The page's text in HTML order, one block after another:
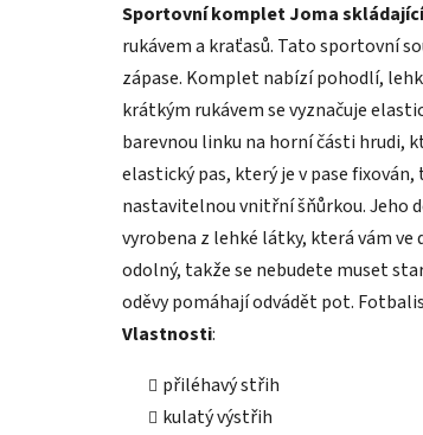
Sportovní komplet Joma
rukávem a kraťasů. Tato sportovní
zápase. Komplet nabízí pohodlí,
krátkým rukávem se vyznačuje
barevnou linku na horní části hrudi,
elastický pas, který je v pase
nastavitelnou vnitřní šňůrkou. Jeho
vyrobena z lehké látky, která vám
odolný, takže se nebudete muset
oděvy pomáhají odvádět pot.
Vlastnosti:
přiléhavý střih
kulatý výstřih